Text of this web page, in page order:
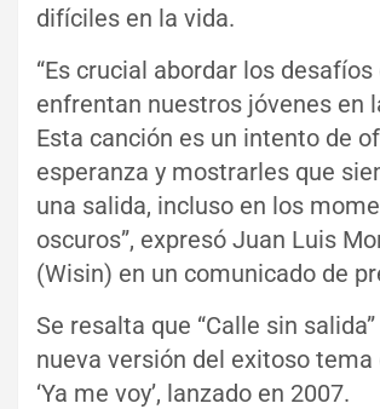
difíciles en la vida.
“Es crucial abordar los desafíos
enfrentan nuestros jóvenes en
Esta canción es un intento de
esperanza y mostrarles que
una salida, incluso en los
oscuros”, expresó Juan Luis
(Wisin) en un comunicado de
Se resalta que “Calle sin
nueva versión del exitoso tema
‘Ya me voy’, lanzado en 2007.